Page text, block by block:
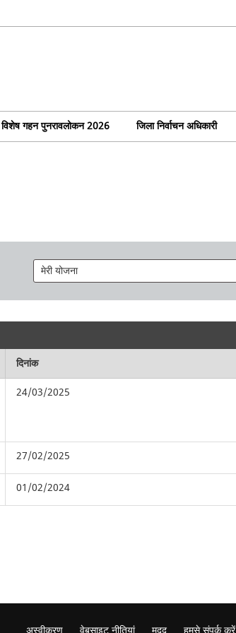
विशेष गहन पुनरावलोकन 2026 जिला निर्वाचन अधिकारी
दिनांक
24/03/2025
27/02/2025
01/02/2024